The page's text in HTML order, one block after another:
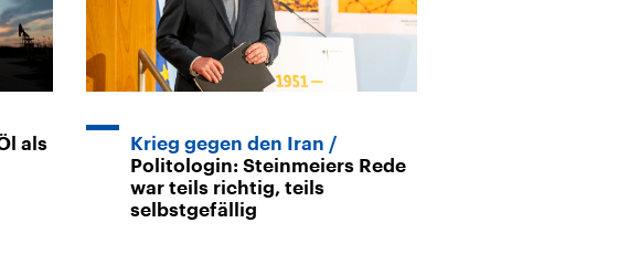
als
Krieg gegen den Iran
Politologin: Steinmeiers Rede
war teils richtig, teils
selbstgefällig